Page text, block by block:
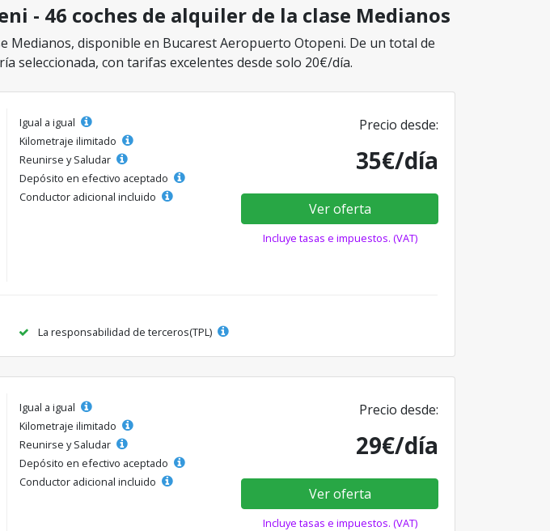
- 46 coches de alquiler de la clase Medianos
Medianos, disponible en Bucarest Aeropuerto Otopeni. De un total de
seleccionada, con tarifas excelentes desde solo 20€/día.
Igual a igual
Kilometraje ilimitado
Reunirse y Saludar
Depósito en efectivo aceptado
Conductor adicional incluido
Precio desde:
35€/día
Ver oferta
Incluye tasas e impuestos. (VAT)
La responsabilidad de terceros(TPL)
Igual a igual
Kilometraje ilimitado
Reunirse y Saludar
Depósito en efectivo aceptado
Conductor adicional incluido
Precio desde:
29€/día
Ver oferta
Incluye tasas e impuestos. (VAT)